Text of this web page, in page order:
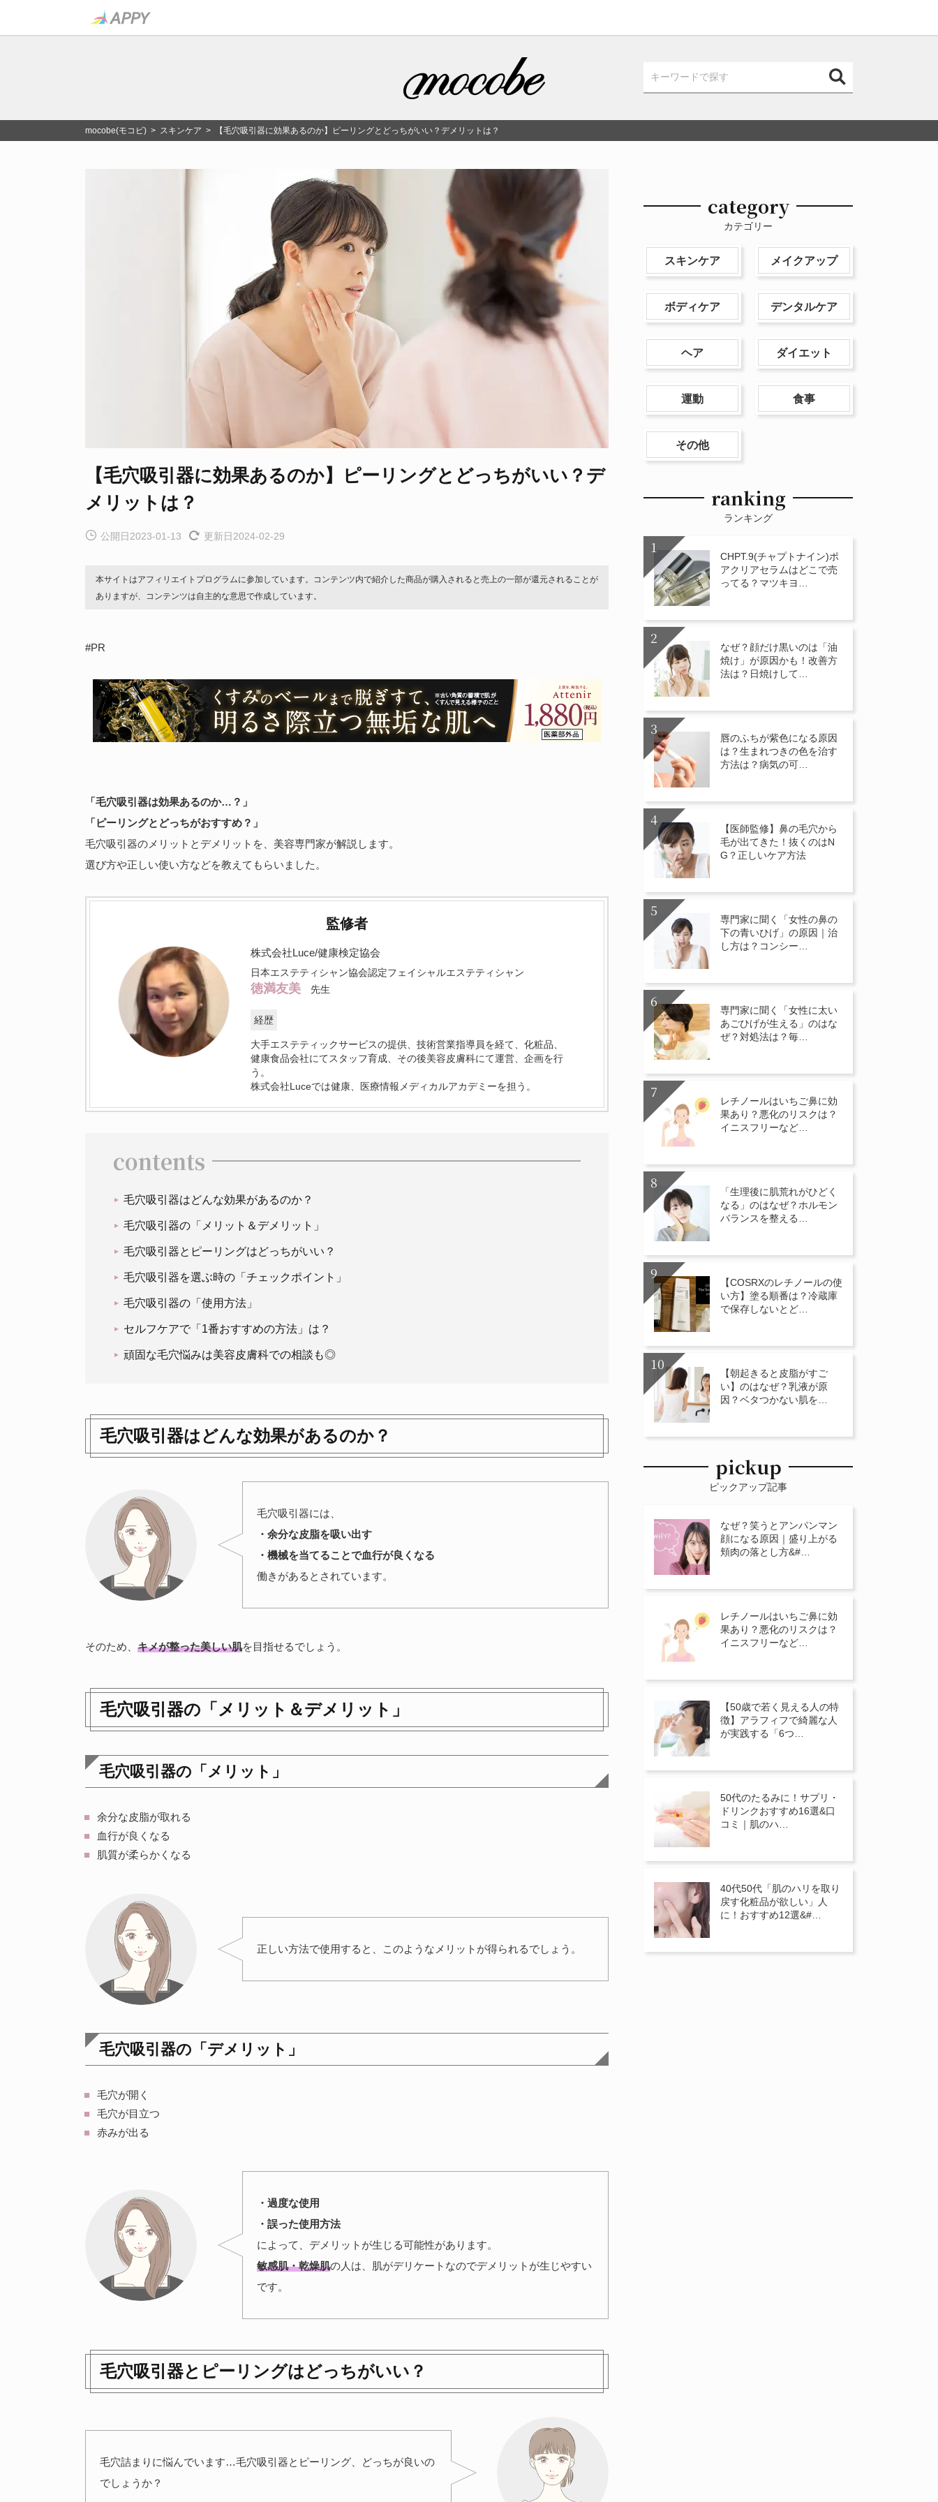
mocobe(モコビ) > スキンケア > 【毛穴吸引器に効果あるのか】ピーリングとどっちがいい？デメリットは？
【毛穴吸引器に効果あるのか】ピーリングとどっちがいい？デ
メリットは？
公開日2023-01-13 更新日2024-02-29
本サイトはアフィリエイトプログラムに参加しています。コンテンツ内で紹介した商品が購入されると売上の一部が還元されることが
ありますが、コンテンツは自主的な意思で作成しています。
#PR
「毛穴吸引器は効果あるのか…？」
「ピーリングとどっちがおすすめ？」
毛穴吸引器のメリットとデメリットを、美容専門家が解説します。
選び方や正しい使い方などを教えてもらいました。
監修者
株式会社Luce/健康検定協会
日本エステティシャン協会認定フェイシャルエステティシャン
徳満友美 先生
経歴
大手エステティックサービスの提供、技術営業指導員を経て、化粧品、
健康食品会社にてスタッフ育成、その後美容皮膚科にて運営、企画を行
う。
株式会社Luceでは健康、医療情報メディカルアカデミーを担う。
contents
毛穴吸引器はどんな効果があるのか？
毛穴吸引器の「メリット＆デメリット」
毛穴吸引器とピーリングはどっちがいい？
毛穴吸引器を選ぶ時の「チェックポイント」
毛穴吸引器の「使用方法」
セルフケアで「1番おすすめの方法」は？
頑固な毛穴悩みは美容皮膚科での相談も◎
毛穴吸引器はどんな効果があるのか？
毛穴吸引器には、
・余分な皮脂を吸い出す
・機械を当てることで血行が良くなる
働きがあるとされています。
そのため、 キメが整った美しい肌を目指せるでしょう。
毛穴吸引器の「メリット＆デメリット」
毛穴吸引器の「メリット」
余分な皮脂が取れる
血行が良くなる
肌質が柔らかくなる
正しい方法で使用すると、このようなメリットが得られるでしょう。
毛穴吸引器の「デメリット」
毛穴が開く
毛穴が目立つ
赤みが出る
・過度な使用
・誤った使用方法
によって、デメリットが生じる可能性があります。
敏感肌・乾燥肌の人は、肌がデリケートなのでデメリットが生じやすい
です。
毛穴吸引器とピーリングはどっちがいい？
毛穴詰まりに悩んでいます…毛穴吸引器とピーリング、どっちが良いの
でしょうか？
category
カテゴリー
スキンケア メイクアップ
ボディケア デンタルケア
ヘア ダイエット
運動 食事
その他
ranking
ランキング
CHPT.9(チャプトナイン)ポ
アクリアセラムはどこで売
ってる？マツキヨ…
なぜ？顔だけ黒いのは「油
焼け」が原因かも！改善方
法は？日焼けして…
唇のふちが紫色になる原因
は？生まれつきの色を治す
方法は？病気の可…
【医師監修】鼻の毛穴から
毛が出てきた！抜くのはN
G？正しいケア方法
専門家に聞く「女性の鼻の
下の青いひげ」の原因｜治
し方は？コンシー…
専門家に聞く「女性に太い
あごひげが生える」のはな
ぜ？対処法は？毎…
レチノールはいちご鼻に効
果あり？悪化のリスクは？
イニスフリーなど…
「生理後に肌荒れがひどく
なる」のはなぜ？ホルモン
バランスを整える…
【COSRXのレチノールの使
い方】塗る順番は？冷蔵庫
で保存しないとど…
【朝起きると皮脂がすご
い】のはなぜ？乳液が原
因？ベタつかない肌を…
pickup
ピックアップ記事
なぜ？笑うとアンパンマン
顔になる原因｜盛り上がる
頬肉の落とし方&#…
レチノールはいちご鼻に効
果あり？悪化のリスクは？
イニスフリーなど…
【50歳で若く見える人の特
徴】アラフィフで綺麗な人
が実践する「6つ…
50代のたるみに！サプリ・
ドリンクおすすめ16選&口
コミ｜肌のハ…
40代50代「肌のハリを取り
戻す化粧品が欲しい」人
に！おすすめ12選&#…